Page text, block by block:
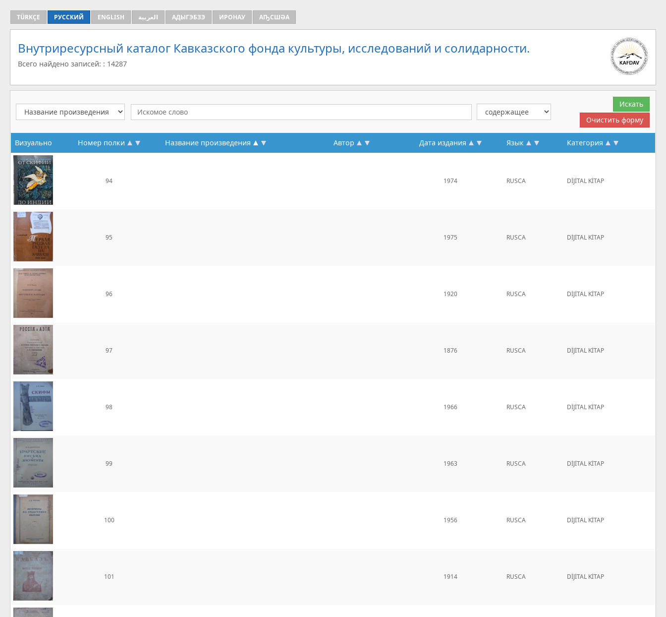
TÜRKÇE РУССКИЙ ENGLISH العربية АДЫГЭБЗЭ ИРОНАУ АҦСШӘА
Внутриресурсный каталог Кавказского фонда культуры, исследований и солидарности.
Всего найдено записей: : 14287
Визуально Номер полки Название произведения Автор Дата издания Язык Категория
94 1974 RUSCA DİJİTAL KİTAP
95 1975 RUSCA DİJİTAL KİTAP
96 1920 RUSCA DİJİTAL KİTAP
97 1876 RUSCA DİJİTAL KİTAP
98 1966 RUSCA DİJİTAL KİTAP
99 1963 RUSCA DİJİTAL KİTAP
100 1956 RUSCA DİJİTAL KİTAP
101 1914 RUSCA DİJİTAL KİTAP